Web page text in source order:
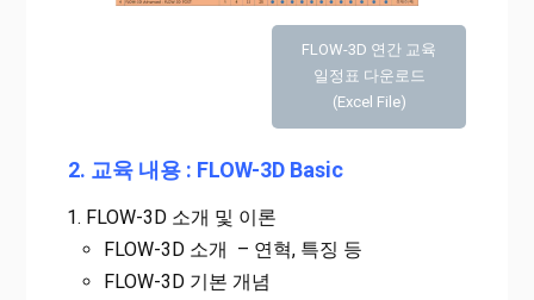
FLOW-3D 연간 교육
일정표 다운로드
(Excel File)
2. 교육 내용 : FLOW-3D Basic
FLOW-3D 소개 및 이론
FLOW-3D 소개 – 연혁, 특징 등
FLOW-3D 기본 개념